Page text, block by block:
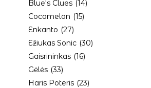
Blue's Clues (14)
Cocomelon (15)
Enkanto (27)
Ežiukas Sonic (30)
Gaisrininkas (16)
Gėlės (33)
Haris Poteris (23)